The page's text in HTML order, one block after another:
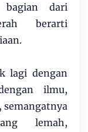
bagian dari
berarti
lagi dengan
ilmu,
semangatnya
lemah,